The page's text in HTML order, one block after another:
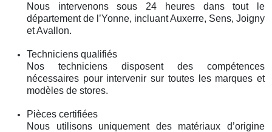
Nous intervenons sous 24 heures dans tout le
département de l’Yonne, incluant Auxerre, Sens, Joigny
et Avallon.
Techniciens qualifiés
Nos techniciens disposent des compétences
nécessaires pour intervenir sur toutes les marques et
modèles de stores.
Pièces certifiées
Nous utilisons uniquement des matériaux d’origine